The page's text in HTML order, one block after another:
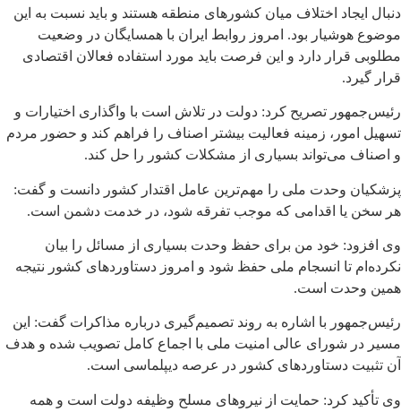
دنبال ایجاد اختلاف میان کشورهای منطقه هستند و باید نسبت به این
موضوع هوشیار بود. امروز روابط ایران با همسایگان در وضعیت
مطلوبی قرار دارد و این فرصت باید مورد استفاده فعالان اقتصادی
قرار گیرد.
رئیس‌جمهور تصریح کرد: دولت در تلاش است با واگذاری اختیارات و
تسهیل امور، زمینه فعالیت بیشتر اصناف را فراهم کند و حضور مردم
و اصناف می‌تواند بسیاری از مشکلات کشور را حل کند.
پزشکیان وحدت ملی را مهم‌ترین عامل اقتدار کشور دانست و گفت:
هر سخن یا اقدامی که موجب تفرقه شود، در خدمت دشمن است.
وی افزود: خود من برای حفظ وحدت بسیاری از مسائل را بیان
نکرده‌ام تا انسجام ملی حفظ شود و امروز دستاوردهای کشور نتیجه
همین وحدت است.
رئیس‌جمهور با اشاره به روند تصمیم‌گیری درباره مذاکرات گفت: این
مسیر در شورای عالی امنیت ملی با اجماع کامل تصویب شده و هدف
آن تثبیت دستاوردهای کشور در عرصه دیپلماسی است.
وی تأکید کرد: حمایت از نیروهای مسلح وظیفه دولت است و همه